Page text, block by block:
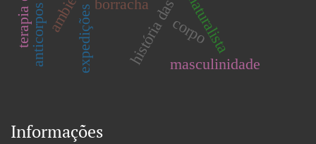
borracha
expedições naturalista
corpo
masculinidade
Informações